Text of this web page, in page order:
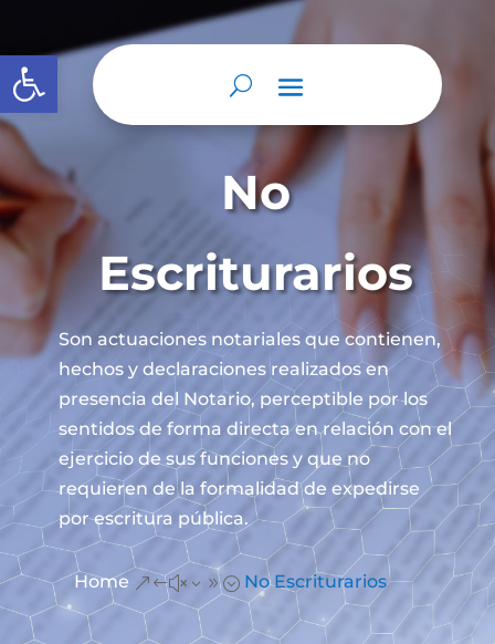
Abrir barra de herramientas
No
Escriturarios
Son actuaciones notariales que contienen,
hechos y declaraciones realizados en
presencia del Notario, perceptible por los
sentidos de forma directa en relación con el
ejercicio de sus funciones y que no
requieren de la formalidad de expedirse
por escritura pública.
Home &#x39; No Escriturarios